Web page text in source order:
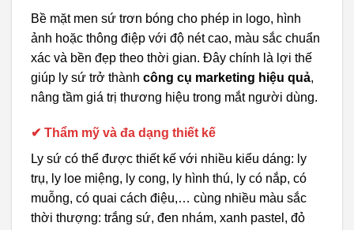
Bề mặt men sứ trơn bóng cho phép in logo, hình
ảnh hoặc thông điệp với độ nét cao, màu sắc chuẩn
xác và bền đẹp theo thời gian. Đây chính là lợi thế
giúp ly sứ trở thành công cụ marketing hiệu quả,
nâng tầm giá trị thương hiệu trong mắt người dùng.
✔ Thẩm mỹ và đa dạng thiết kế
Ly sứ có thể được thiết kế với nhiều kiểu dáng: ly
trụ, ly loe miệng, ly cong, ly hình thú, ly có nắp, có
muỗng, có quai cách điệu,… cùng nhiều màu sắc
thời thượng: trắng sứ, đen nhám, xanh pastel, đỏ